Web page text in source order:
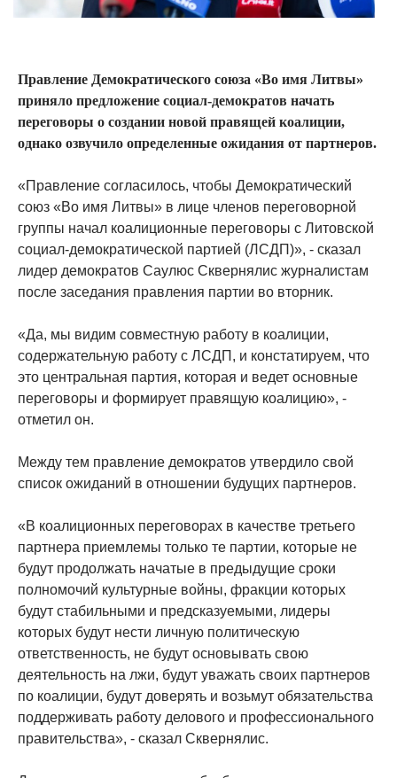
Правление Демократического союза «Во имя Литвы»
приняло предложение социал-демократов начать
переговоры о создании новой правящей коалиции,
однако озвучило определенные ожидания от партнеров.
«Правление согласилось, чтобы Демократический
союз «Во имя Литвы» в лице членов переговорной
группы начал коалиционные переговоры с Литовской
социал-демократической партией (ЛСДП)», - сказал
лидер демократов Саулюс Сквернялис журналистам
после заседания правления партии во вторник.
«Да, мы видим совместную работу в коалиции,
содержательную работу с ЛСДП, и констатируем, что
это центральная партия, которая и ведет основные
переговоры и формирует правящую коалицию», -
отметил он.
Между тем правление демократов утвердило свой
список ожиданий в отношении будущих партнеров.
«В коалиционных переговорах в качестве третьего
партнера приемлемы только те партии, которые не
будут продолжать начатые в предыдущие сроки
полномочий культурные войны, фракции которых
будут стабильными и предсказуемыми, лидеры
которых будут нести личную политическую
ответственность, не будут основывать свою
деятельность на лжи, будут уважать своих партнеров
по коалиции, будут доверять и возьмут обязательства
поддерживать работу делового и профессионального
правительства», - сказал Сквернялис.